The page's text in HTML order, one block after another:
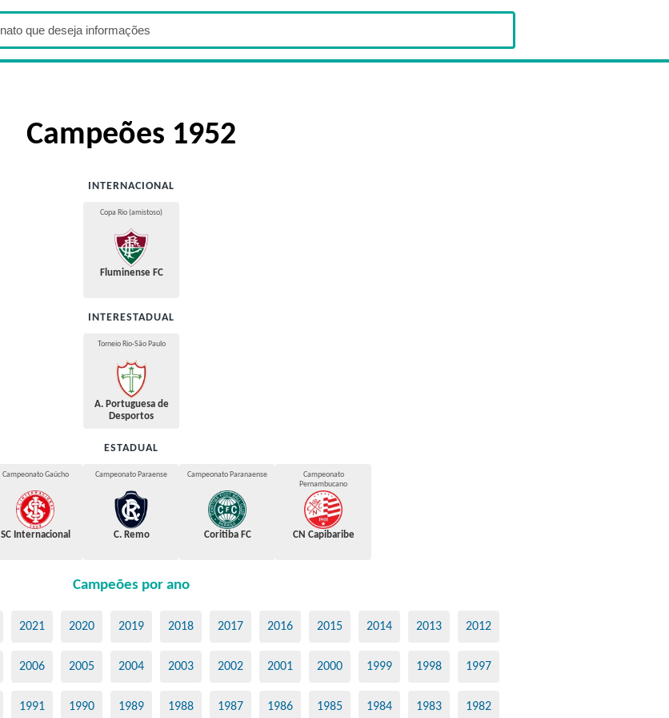
Campeões 1952
INTERNACIONAL
Copa Rio (amistoso)
Fluminense FC
INTERESTADUAL
Torneio Rio-São Paulo
A. Portuguesa de
Desportos
ESTADUAL
Campeonato Gaúcho
SC Internacional
Campeonato Paraense
C. Remo
Campeonato Paranaense
Coritiba FC
Campeonato
Pernambucano
CN Capibaribe
Campeões por ano
2021 2020 2019 2018 2017 2016 2015 2014 2013 2012
2006 2005 2004 2003 2002 2001 2000 1999 1998 1997
1991 1990 1989 1988 1987 1986 1985 1984 1983 1982